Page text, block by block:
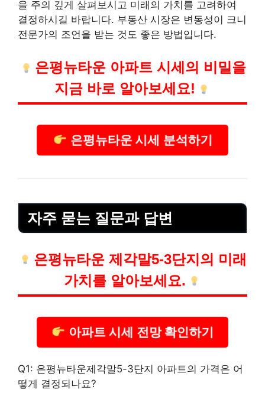
을 주의 깊게 살펴보시고 미래의 가치를 고려하여
결정하시길 바랍니다. 부동산 시장은 변동성이 크니
전문가의 조언을 받는 것도 좋은 방법입니다.
은평뉴타운 아파트 시세의 비밀을
지금 바로 알아보세요!
은평뉴타운 시세 분석하기
자주 묻는 질문과 답변
은평뉴타운 제각말5-3단지의 미래
가치를 알아보세요.
아파트 시세 전망 확인하기
Q1: 은평뉴타운제각말5-3단지 아파트의 가격은 어
떻게 결정되나요?